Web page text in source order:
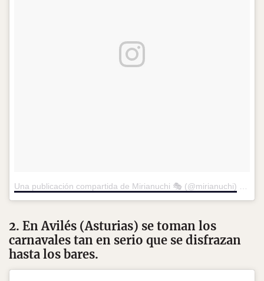
Una publicación compartida de Mirianuchi 🎭 (@mirianuchi)
2. En Avilés (Asturias) se toman los
carnavales tan en serio que se disfrazan
hasta los bares.